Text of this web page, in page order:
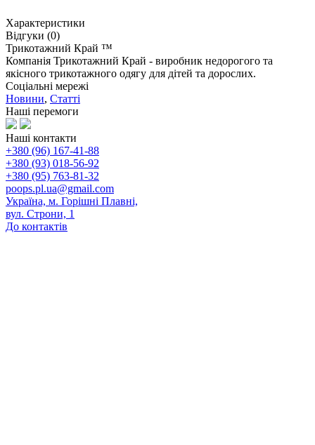
Характеристики
Відгуки (0)
Трикотажний Край ™
Компанія Трикотажний Край - виробник недорогого та
якісного трикотажного одягу для дітей та дорослих.
Соціальні мережі
Новини, Статті
Наші перемоги
Наші контакти
+380 (96) 167-41-88
+380 (93) 018-56-92
+380 (95) 763-81-32
poops.pl.ua@gmail.com
Україна, м. Горішні Плавні,
вул. Строни, 1
До контактів